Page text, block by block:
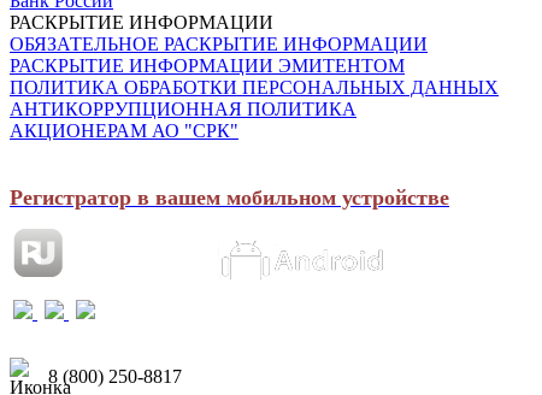
РАСКРЫТИЕ ИНФОРМАЦИИ
ОБЯЗАТЕЛЬНОЕ РАСКРЫТИЕ ИНФОРМАЦИИ
РАСКРЫТИЕ ИНФОРМАЦИИ ЭМИТЕНТОМ
ПОЛИТИКА ОБРАБОТКИ ПЕРСОНАЛЬНЫХ ДАННЫХ
АНТИКОРРУПЦИОННАЯ ПОЛИТИКА
АКЦИОНЕРАМ АО "СРК"
Регистратор в вашем мобильном устройстве
8 (800) 250-8817